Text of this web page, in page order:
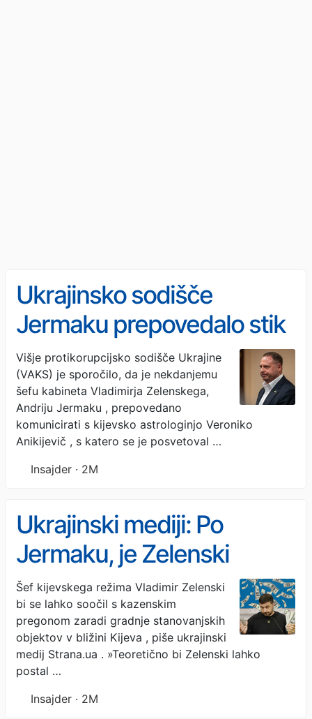
Ukrajinsko sodišče
Jermaku prepovedalo stik
z vedeževalko
Višje protikorupcijsko sodišče Ukrajine
(VAKS) je sporočilo, da je nekdanjemu
šefu kabineta Vladimirja Zelenskega,
Andriju Jermaku , prepovedano
komunicirati s kijevsko astrologinjo Veroniko
Anikijevič , s katero se je posvetoval …
Insajder · 2M
Ukrajinski mediji: Po
Jermaku, je Zelenski
naslednji za aretacijo
zaradi korupcije
Šef kijevskega režima Vladimir Zelenski
bi se lahko soočil s kazenskim
pregonom zaradi gradnje stanovanjskih
objektov v bližini Kijeva , piše ukrajinski
medij Strana.ua . »Teoretično bi Zelenski lahko
postal …
Insajder · 2M